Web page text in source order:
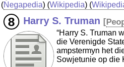
(Negapedia) (Wikipedia) (
Harry S. Truman [
“Harry S. Truman
die Verenigde
ampstermyn het
Sowjetunie op die